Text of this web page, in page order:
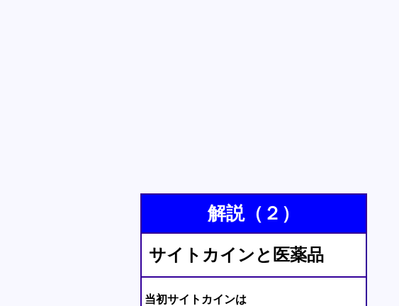
解説（２）
サイトカインと医薬品
当初サイトカインは